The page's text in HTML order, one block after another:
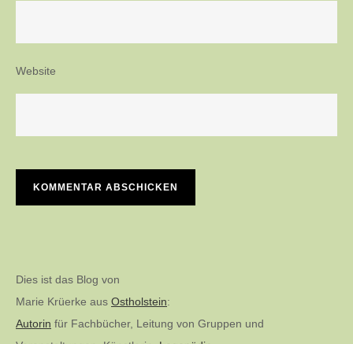
Website
Dies ist das Blog von
Marie Krüerke aus Ostholstein:
Autorin für Fachbücher, Leitung von Gruppen und